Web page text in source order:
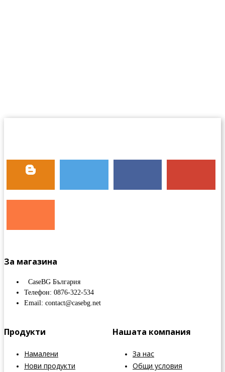
За магазина
CaseBG България
Телефон: 0876-322-534
Email: contact@casebg.net
Продукти
Намалени
Нови продукти
Нашата компания
За нас
Общи условия